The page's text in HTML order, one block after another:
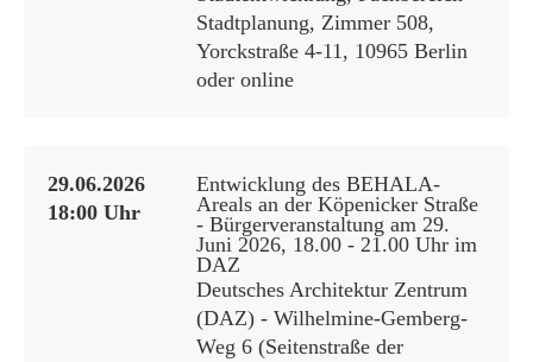
Stadtplanung, Zimmer 508,
Yorckstraße 4-11, 10965 Berlin
oder online
29.06.2026
18:00 Uhr
Entwicklung des BEHALA-
Areals an der Köpenicker Straße
- Bürgerveranstaltung am 29.
Juni 2026, 18.00 - 21.00 Uhr im
DAZ
Deutsches Architektur Zentrum
(DAZ) - Wilhelmine-Gemberg-
Weg 6 (Seitenstraße der